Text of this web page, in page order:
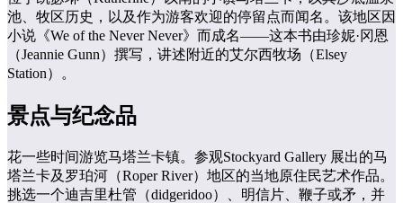
搜
索:
Sign
up
池、牧区历史，以及作为游客欢迎的停留点而闻名。该地区因
小说《We of the Never Never》而成名——这本书由珍妮·冈恩
（Jeannie Gunn）撰写，讲述附近的艾尔西牧场（Elsey
Station）。
景点与纪念品
花一些时间游览马塔兰卡镇。参观Stockyard Gallery 展出的马
塔兰卡及罗珀河（Roper River）地区的当地原住民艺术作品。
挑选一个迪吉里杜管（didgeridoo）、明信片、鞭子或矛，并